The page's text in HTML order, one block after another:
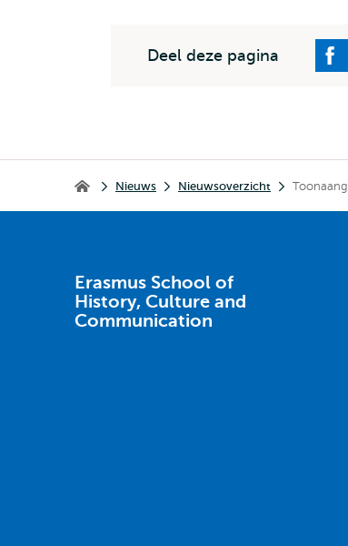
Deel deze pagina
Erasmus School of History, Culture and
Nieuws Nieuwsoverzicht
Erasmus School of
History, Culture and
Communication